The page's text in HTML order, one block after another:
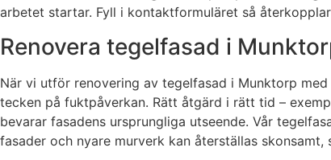
arbetet startar. Fyll i kontaktformuläret så
Renovera tegelfasad i
När vi utför renovering av tegelfasad i Munktorp
tecken på fuktpåverkan. Rätt åtgärd i rätt tid –
bevarar fasadens ursprungliga utseende. Vår
fasader och nyare murverk kan återställas